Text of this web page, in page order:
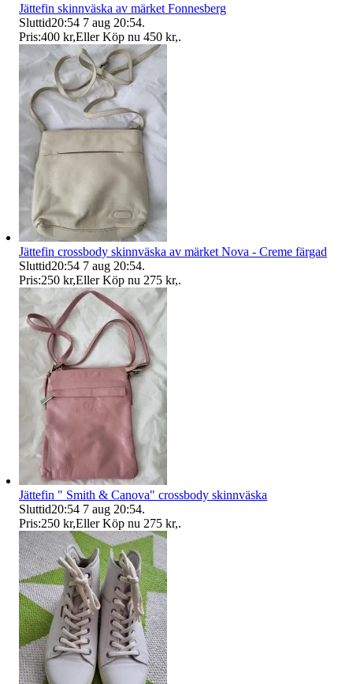
Jättefin skinnväska av märket Fonnesberg
Sluttid20:54 7 aug 20:54.
Pris:400 kr,Eller Köp nu 450 kr,.
Jättefin crossbody skinnväska av märket Nova - Creme färgad
Sluttid20:54 7 aug 20:54.
Pris:250 kr,Eller Köp nu 275 kr,.
Jättefin " Smith & Canova" crossbody skinnväska
Sluttid20:54 7 aug 20:54.
Pris:250 kr,Eller Köp nu 275 kr,.